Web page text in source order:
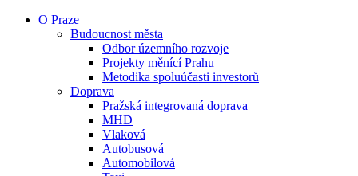
O Praze
Budoucnost města
Odbor územního rozvoje
Projekty měnící Prahu
Metodika spoluúčasti investorů
Doprava
Pražská integrovaná doprava
MHD
Vlaková
Autobusová
Automobilová